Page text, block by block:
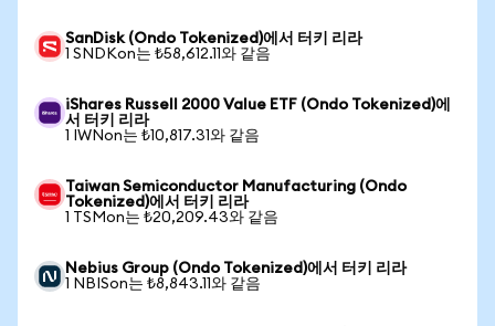
SanDisk (Ondo Tokenized)에서 터키 리라
1 SNDKon는 ₺58,612.11와 같음
iShares Russell 2000 Value ETF (Ondo Tokenized)에
서 터키 리라
1 IWNon는 ₺10,817.31와 같음
Taiwan Semiconductor Manufacturing (Ondo
Tokenized)에서 터키 리라
1 TSMon는 ₺20,209.43와 같음
Nebius Group (Ondo Tokenized)에서 터키 리라
1 NBISon는 ₺8,843.11와 같음